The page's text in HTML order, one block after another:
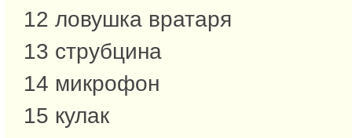
12 ловушка вратаря
13 струбцина
14 микрофон
15 кулак